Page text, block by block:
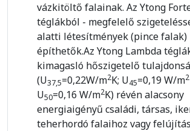
vázkitöltő falainak. Az Ytong
téglákból - megfelelő
alatti létesítmények (pince falak)
építhetők.Az Ytong Lambda
kimagasló hőszigetelő
(U37,5=0,22W/m2K; U45=0,19 W/m2
U50=0,16 W/m2K) révén alacsony
energiaigényű családi, társas,
teherhordó falaihoz vagy